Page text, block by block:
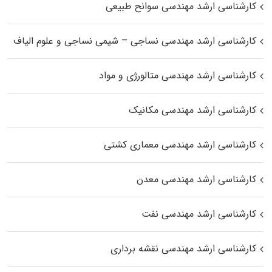
کارشناسی ارشد مهندسی سوانح طبیعی
کارشناسی ارشد مهندسی نساجی – شیمی نساجی و علوم الیاف
کارشناسی ارشد مهندسی متالورژی و مواد
کارشناسی ارشد مهندسی مکانیک
کارشناسی ارشد مهندسی معماری کشتی
کارشناسی ارشد مهندسی معدن
کارشناسی ارشد مهندسی نفت
کارشناسی ارشد مهندسی نقشه برداری